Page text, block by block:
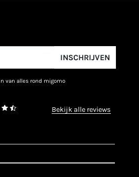
INSCHRIJVEN
van alles rond migomo
bekijk alle reviews